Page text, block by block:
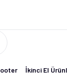
İkinci El